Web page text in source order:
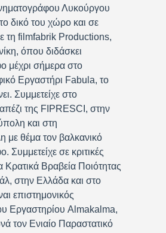
Λυκούργου
δικό του χώρο και σε
τη filmfabrik Productions,
όπου διδάσκει
μέχρι σήμερα στο
Εργαστήρι Fabula, το
Συμμετείχε στο
της FIPRESCI, στην
και στη
με θέμα τον βαλκανικό
Συμμετείχε σε κριτικές
Κρατικά Βραβεία Ποιότητας
στην Ελλάδα και στο
επιστημονικός
Εργαστηρίου Almakalma,
τον Ενιαίο Παραστατικό